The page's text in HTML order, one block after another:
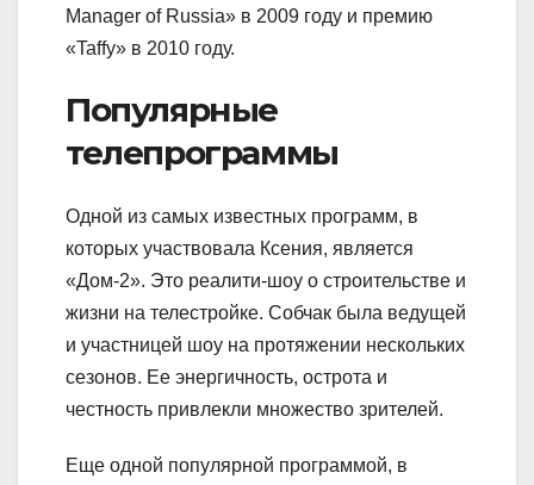
Manager of Russia» в 2009 году и премию
«Taffy» в 2010 году.
Популярные
телепрограммы
Одной из самых известных программ, в
которых участвовала Ксения, является
«Дом-2». Это реалити-шоу о строительстве и
жизни на телестройке. Собчак была ведущей
и участницей шоу на протяжении нескольких
сезонов. Ее энергичность, острота и
честность привлекли множество зрителей.
Еще одной популярной программой, в